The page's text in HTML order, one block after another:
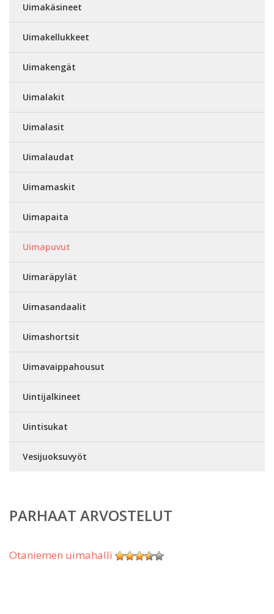
Uimakäsineet
Uimakellukkeet
Uimakengät
Uimalakit
Uimalasit
Uimalaudat
Uimamaskit
Uimapaita
Uimapuvut
Uimaräpylät
Uimasandaalit
Uimashortsit
Uimavaippahousut
Uintijalkineet
Uintisukat
Vesijuoksuvyöt
PARHAAT ARVOSTELUT
Otaniemen uimahalli